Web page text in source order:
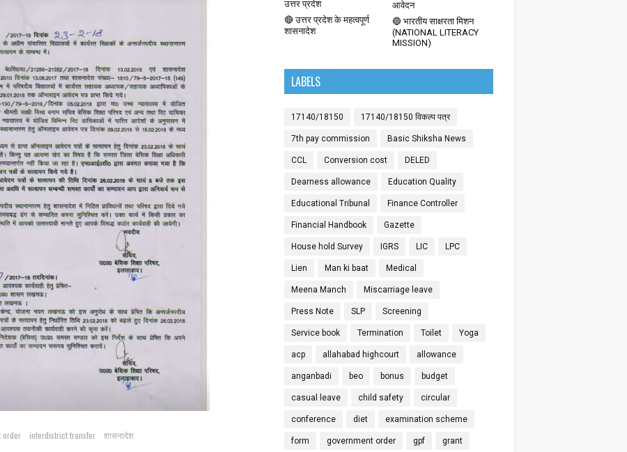
order interdistrict transfer शासनादेश
उत्तर प्रदेश
आवेदन
🔴 उत्तर प्रदेश के महत्वपूर्ण
शासनादेश
🔵 भारतीय साक्षरता मिशन
(NATIONAL LITERACY
MISSION)
LABELS
17140/18150 17140/18150 विकल्प पत्र
7th pay commission Basic Shiksha News
CCL Conversion cost DELED
Dearness allowance Education Quality
Educational Tribunal Finance Controller
Financial Handbook Gazette
House hold Survey IGRS LIC LPC
Lien Man ki baat Medical
Meena Manch Miscarriage leave
Press Note SLP Screening
Service book Termination Toilet Yoga
acp allahabad highcourt allowance
anganbadi beo bonus budget
casual leave child safety circular
conference diet examination scheme
form government order gpf grant